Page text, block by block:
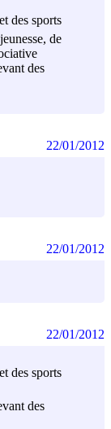
des sports
de
des
22/01/2012
22/01/2012
des sports
des
22/01/2012